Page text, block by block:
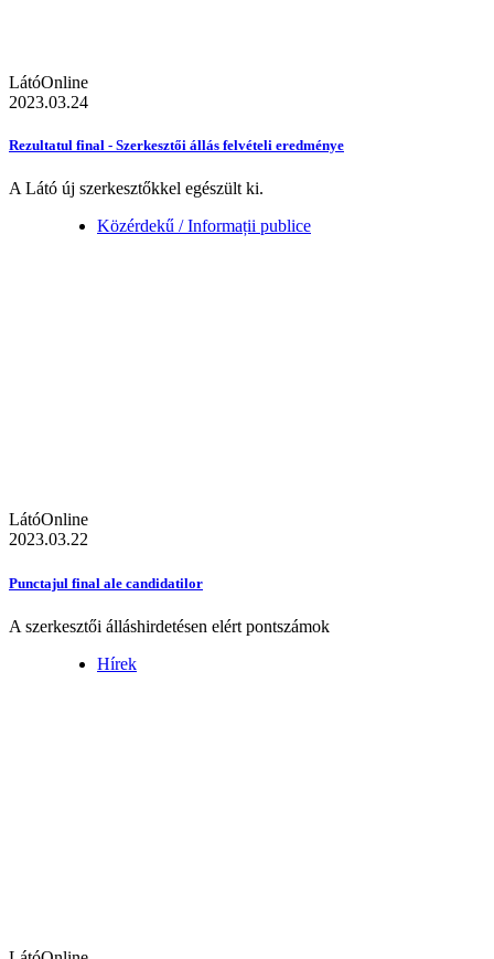
LátóOnline
2023.03.24
Rezultatul final - Szerkesztői állás felvételi eredménye
A Látó új szerkesztőkkel egészült ki.
Közérdekű / Informații publice
LátóOnline
2023.03.22
Punctajul final ale candidatilor
A szerkesztői álláshirdetésen elért pontszámok
Hírek